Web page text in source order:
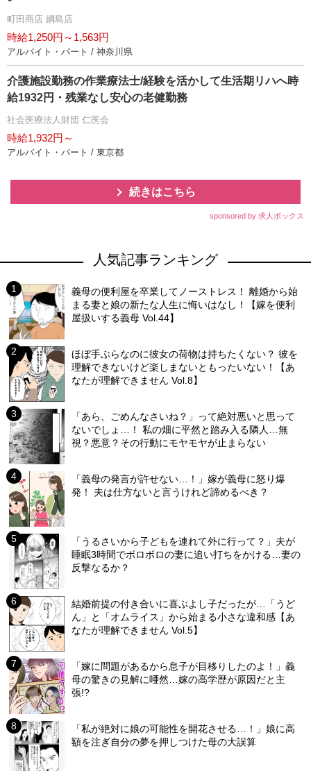
町田商店 綱島店
時給1,250円～1,563円
アルバイト・パート / 神奈川県
介護施設勤務の作業療法士/経験を活かして生活期リハへ時
給1932円・残業なし安心の老健勤務
社会医療法人財団 仁医会
時給1,932円～
アルバイト・パート / 東京都
続きはこちら
sponsored by 求人ボックス
人気記事ランキング
義母の便利屋を卒業してノーストレス！ 離婚から始
まる妻と娘の新たな人生に悔いはなし！【嫁を便利
屋扱いする義母 Vol.44】
ほぼ手ぶらなのに彼女の荷物は持ちたくない？ 彼を
理解できないけど楽しまないともったいない！【あ
なたが理解できません Vol.8】
「あら、ごめんなさいね？」って絶対悪いと思って
ないでしょ…！ 私の畑に平然と踏み入る隣人…無
視？悪意？その行動にモヤモヤが止まらない
「義母の発言が許せない…！」嫁が義母に怒り爆
発！ 夫は仕方ないと言うけれど諦めるべき？
「うるさいから子どもを連れて外に行って？」夫が
睡眠3時間でボロボロの妻に追い打ちをかける…妻の
反撃なるか？
結婚前提の付き合いに喜ぶよし子だったが…「うど
ん」と「オムライス」から始まる小さな違和感【あ
なたが理解できません Vol.5】
「嫁に問題があるから息子が目移りしたのよ！」義
母の驚きの見解に唖然…嫁の高学歴が原因だと主
張!?
「私が絶対に娘の可能性を開花させる…！」娘に高
額を注ぎ自分の夢を押しつけた母の大誤算